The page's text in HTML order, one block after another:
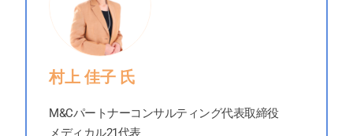
村上 佳子 氏
M&Cパートナーコンサルティング代表取締役
メディカル21代表